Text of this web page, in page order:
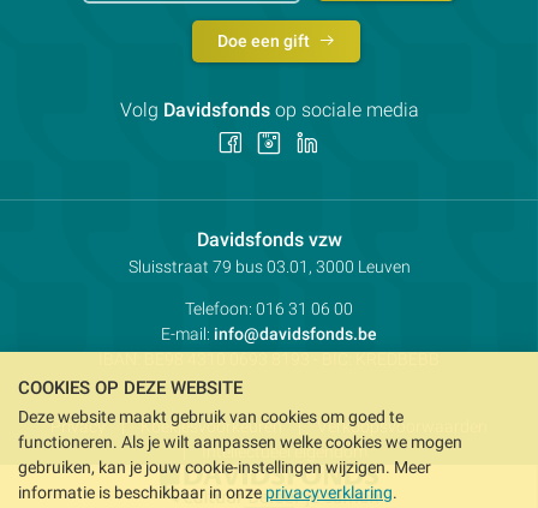
Davidsfonds vzwContactpersoon:
Adres:
Sluisstraat 79 bus 03.01, 3000 Leuven
Telefoon: 016 31 06 00
E-mail: info@davidsfonds.be
Privacy Koekjesvoorkeuren
Verkoopsvoorwaarden
Intellectueel eigendom
Doe een gift
Volg Davidsfondsop sociale media
Volg Volg
COOKIES OP DEZE WEBSITE
Deze website maakt gebruik van cookies om goed te
functioneren. Als je wilt aanpassen welke cookies we mogen
gebruiken, kan je jouw cookie-instellingen wijzigen. Meer
informatie is beschikbaar in onze privacyverklaring.